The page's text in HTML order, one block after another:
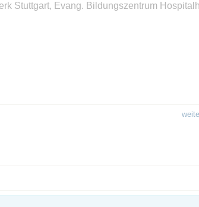
Stuttgart, Evang. Bildungszentrum